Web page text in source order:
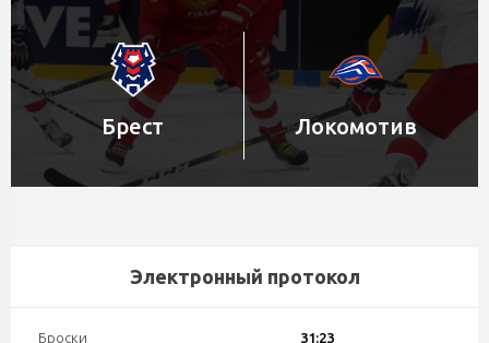
Брест Локомотив
Электронный протокол
Броски 31:23